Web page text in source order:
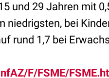
und 29 Jahren mit
niedrigsten, bei
rund 1,7 bei
F/FSME/